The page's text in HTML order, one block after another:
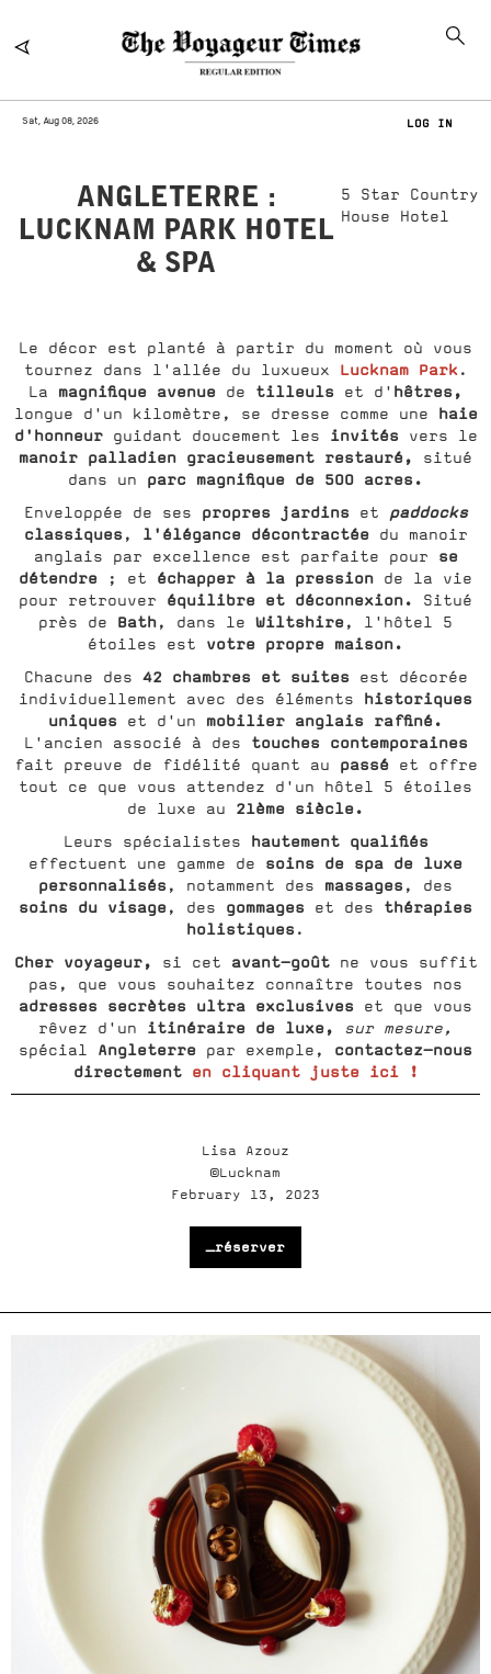
Sat, Aug 08, 2026 LOG IN
ANGLETERRE :
LUCKNAM PARK HOTEL
& SPA
5 Star Country
House Hotel
Le décor est planté à partir du moment où vous
tournez dans l'allée du luxueux Lucknam Park .
La magnifique avenue de tilleuls et d' hêtres,
longue d'un kilomètre, se dresse comme une haie
d'honneur
guidant doucement les invitésvers le
manoir palladien gracieusement restauré,
situé
dans un parc magnifique de 500 acres.
Enveloppée de ses propres jardinset paddocks
classiques, l'élégance décontractéedu manoir
anglais par excellence est parfaite pour se
détendre
; et échapper à la pression de la vie
pour retrouver équilibre et déconnexion.
Situé
près de Bath, dans le Wiltshire, l'hôtel 5
étoiles est votre propre maison.
Chacune des 42 chambres et suitesest décorée
individuellement avec des éléments historiques
uniques et d'un mobilier anglais raffiné.
L'ancien associé à des touches contemporaines
fait preuve de fidélité quant au passé
et offre
tout ce que vous attendez d'un hôtel 5 étoiles
de luxe au 21ème siècle.
Leurs spécialistes hautement qualifiés
effectuent une gamme de soins de spa de luxe
personnalisés, notamment des massages, des
soins du visage, des gommages et des thérapies
holistiques.
Cher voyageur, si cet avant-goûtne vous suffit
pas, que vous souhaitez connaître toutes nos
adresses secrètes ultra exclusives et que vous
rêvez d'un itinéraire de luxe,
sur mesure,
spécial Angleterre par exemple, contactez-nous
directement en cliquant juste ici !
Lisa Azouz
©Lucknam
February 13, 2023
_réserver